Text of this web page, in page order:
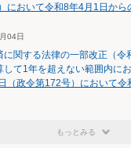
において令和8年4月1日から
04日
に関する法律の一部改正（
て1年を超えない範囲内に
（政令第172号）において令
もっとみる